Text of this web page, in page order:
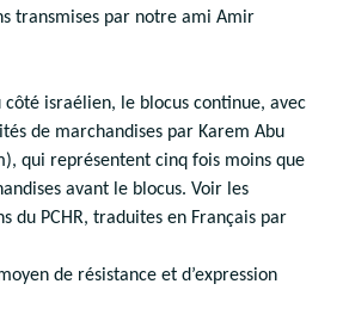
transmises par notre ami Amir
côté israélien, le blocus continue, avec
de marchandises par Karem Abu
qui représentent cinq fois moins que
avant le blocus. Voir les
du PCHR, traduites en Français par
de résistance et d’expression